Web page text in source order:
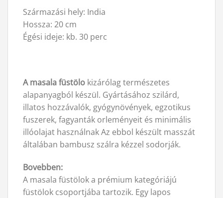
Származási hely: India
Hossza: 20 cm
Égési ideje: kb. 30 perc
A masala füstölo kizárólag természetes
alapanyagból készül. Gyártásához szilárd,
illatos hozzávalók, gyógynövények, egzotikus
fuszerek, fagyanták orleményeit és minimális
illóolajat használnak Az ebbol készült masszát
általában bambusz szálra kézzel sodorják.
Bovebben:
A masala füstölok a prémium kategóriájú
füstölok csoportjába tartozik. Egy lapos